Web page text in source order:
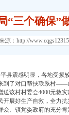
“三个确保”
源： http://
县震感明显，各地受损
到了对口帮扶联系村
该村村委会4000元救
开展好生产自救，全力
、镇党委政府的充分肯